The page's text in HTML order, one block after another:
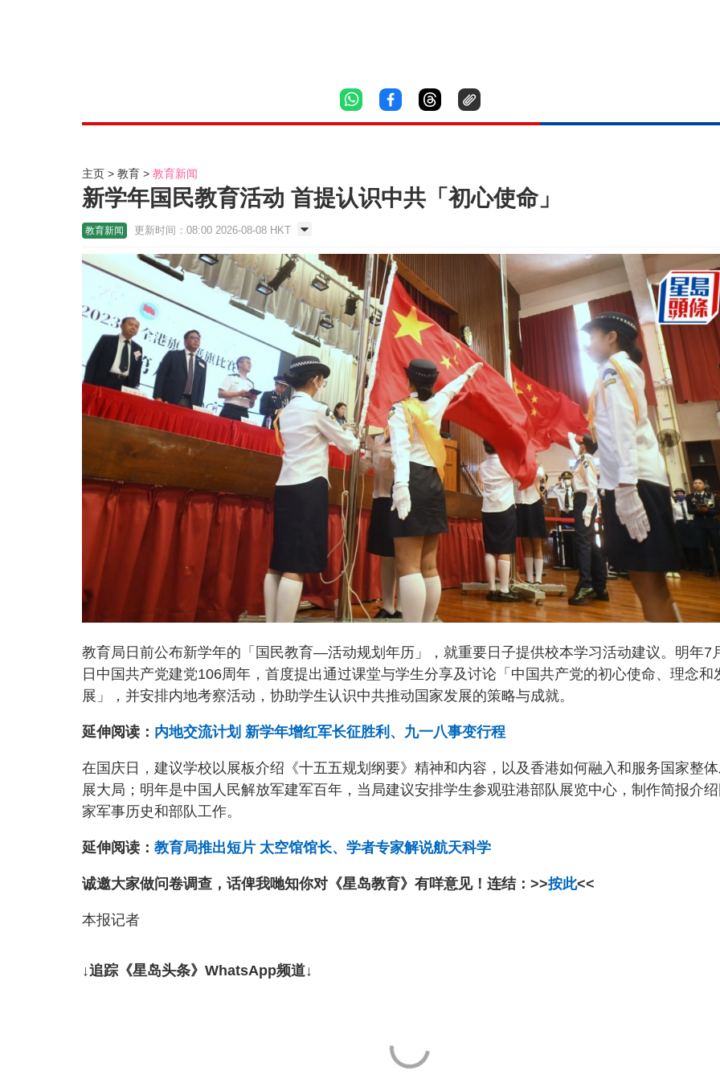
主页 教育 教育新闻
新学年国民教育活动 首提认识中共「初心使命」
教育新闻 更新时间：08:00 2026-08-08 HKT
教育局日前公布新学年的「国民教育—活动规划年历」，就重要日子提供校本学习活动建议。明年7
日中国共产党建党106周年，首度提出通过课堂与学生分享及讨论「中国共产党的初心使命、理念和
展」，并安排内地考察活动，协助学生认识中共推动国家发展的策略与成就。
延伸阅读： 内地交流计划 新学年增红军长征胜利、九一八事变行程
在国庆日，建议学校以展板介绍《十五五规划纲要》精神和内容，以及香港如何融入和服务国家整
展大局；明年是中国人民解放军建军百年，当局建议安排学生参观驻港部队展览中心，制作简报介绍
家军事历史和部队工作。
延伸阅读： 教育局推出短片 太空馆馆长、学者专家解说航天科学
诚邀大家做问卷调查，话俾我哋知你对《星岛教育》有咩意见！连结：>>按此<<
本报记者
↓追踪《星岛头条》WhatsApp频道↓